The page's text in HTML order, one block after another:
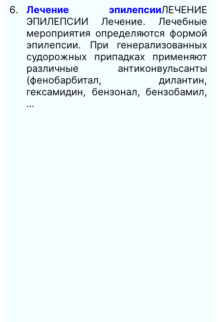
Лечение эпилепсииЛЕЧЕНИЕ
ЭПИЛЕПСИИ Лечение. Лечебные
мероприятия определяются формой
эпилепсии. При генерализованных
судорожных припадках применяют
различные антиконвульсанты
(фенобарбитал, дилантин,
гексамидин, бензонал, бензобамил,
…